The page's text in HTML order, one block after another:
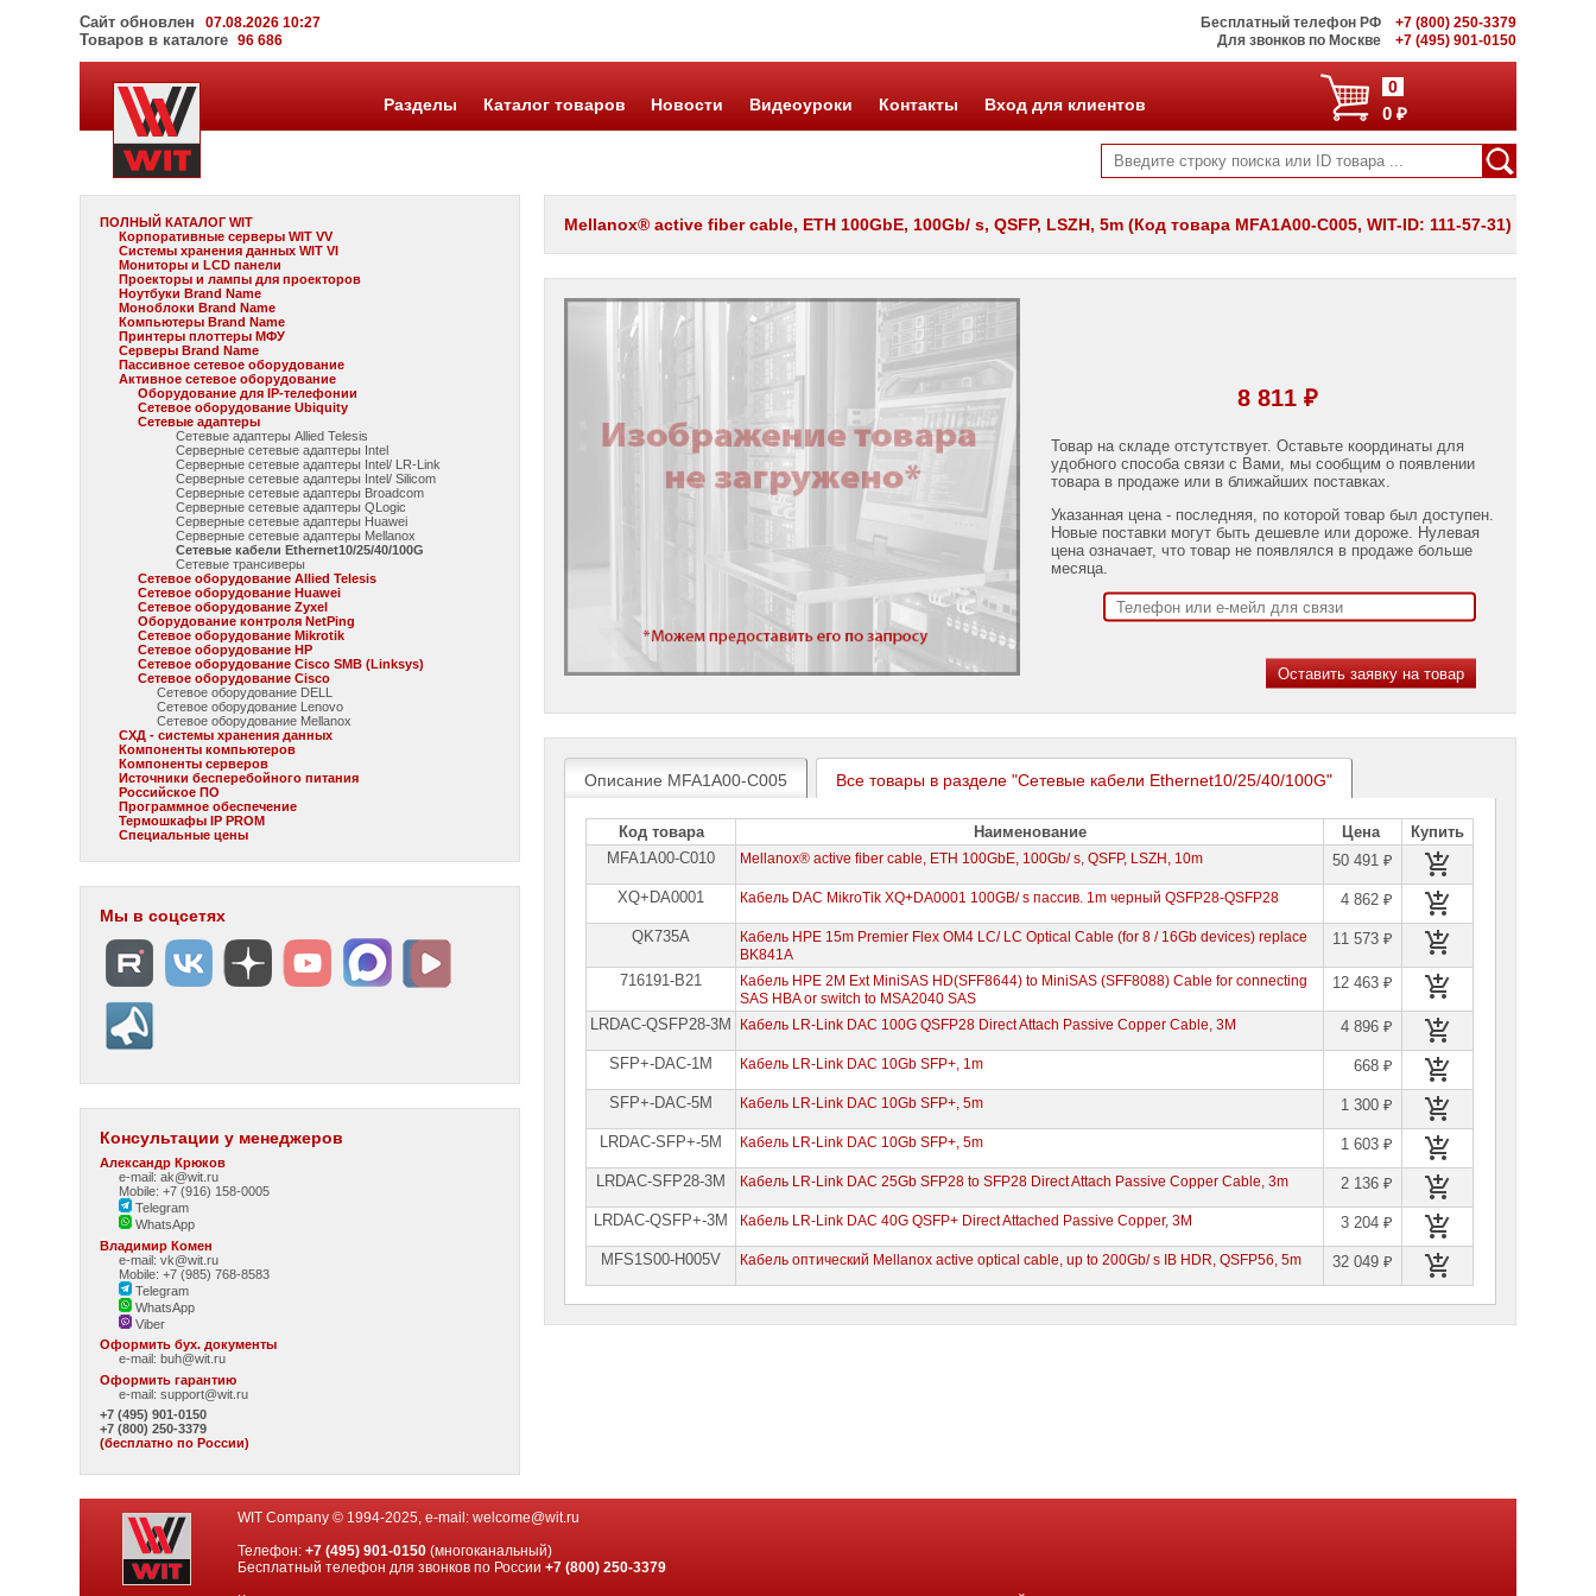
Сайт обновлен 07.08.2026 10:27
Товаров в каталоге96 686
Бесплатный телефон РФ
+7 (800) 250-3379
Для звонков по Москве
+7 (495) 901-0150
0
0 ₽
Разделы Каталог товаров Новости Видеоуроки Контакты Вход для клиентов
ПОЛНЫЙ КАТАЛОГ WIT
Корпоративные серверы WIT VV
Системы хранения данных WIT VI
Мониторы и LCD панели
Проекторы и лампы для проекторов
Ноутбуки Brand Name
Моноблоки Brand Name
Компьютеры Brand Name
Принтеры плоттеры МФУ
Серверы Brand Name
Пассивное сетевое оборудование
Активное сетевое оборудование
Оборудование для IP-телефонии
Сетевое оборудование Ubiquity
Сетевые адаптеры
Сетевые адаптеры Allied Telesis
Серверные сетевые адаптеры Intel
Серверные сетевые адаптеры Intel/ LR-Link
Серверные сетевые адаптеры Intel/ Silicom
Серверные сетевые адаптеры Broadcom
Серверные сетевые адаптеры QLogic
Серверные сетевые адаптеры Huawei
Серверные сетевые адаптеры Mellanox
Сетевые кабели Ethernet10/25/40/100G
Сетевые трансиверы
Сетевое оборудование Allied Telesis
Сетевое оборудование Huawei
Сетевое оборудование Zyxel
Оборудование контроля NetPing
Сетевое оборудование Mikrotik
Сетевое оборудование HP
Сетевое оборудование Cisco SMB (Linksys)
Сетевое оборудование Cisco
Сетевое оборудование DELL
Сетевое оборудование Lenovo
Сетевое оборудование Mellanox
СХД - системы хранения данных
Компоненты компьютеров
Компоненты серверов
Источники бесперебойного питания
Российское ПО
Программное обеспечение
Термошкафы IP PROM
Специальные цены
Мы в соцсетях
Консультации у менеджеров
Александр Крюков
e-mail: ak@wit.ru
Mobile: +7 (916) 158-0005
Telegram
WhatsApp
Владимир Комен
e-mail: vk@wit.ru
Mobile: +7 (985) 768-8583
Telegram
WhatsApp
Viber
Оформить бух. документы
e-mail:buh@wit.ru
Оформить гарантию
e-mail:support@wit.ru
+7 (495) 901-0150
+7 (800) 250-3379
(бесплатно по России)
Mellanox® active fiber cable, ETH 100GbE, 100Gb/ s, QSFP, LSZH, 5m (Код товара MFA1A00-C005, WIT-ID: 111-57-31)
8 811 ₽
Товар на складе отстутствует. Оставьте координаты для
удобного способа связи с Вами, мы сообщим о появлении
товара в продаже или в ближайших поставках.
Указанная цена - последняя, по которой товар был доступен.
Новые поставки могут быть дешевле или дороже. Нулевая
цена означает, что товар не появлялся в продаже больше
месяца.
Описание MFA1A00-C005 Все товары в разделе "Сетевые кабели Ethernet10/25/40/100G"
Код товара Наименование Цена
Купить
MFA1A00-C010
Mellanox® active fiber cable, ETH 100GbE, 100Gb/ s, QSFP, LSZH, 10m 50 491 ₽
XQ+DA0001 Кабель DAC MikroTik XQ+DA0001 100GB/ s пассив. 1m черный QSFP28-QSFP28 4 862 ₽
QK735A
Кабель HPE 15m Premier Flex OM4 LC/ LC Optical Cable (for 8 / 16Gb devices) replace
BK841A
11 573 ₽
716191-B21
Кабель HPE 2M Ext MiniSAS HD(SFF8644) to MiniSAS (SFF8088) Cable for connecting
SAS HBA or switch to MSA2040 SAS
12 463 ₽
LRDAC-QSFP28-3M Кабель LR-Link DAC 100G QSFP28 Direct Attach Passive Copper Cable, 3M 4 896 ₽
SFP+-DAC-1M Кабель LR-Link DAC 10Gb SFP+, 1m 668 ₽
SFP+-DAC-5M Кабель LR-Link DAC 10Gb SFP+, 5m 1 300 ₽
LRDAC-SFP+-5M Кабель LR-Link DAC 10Gb SFP+, 5m 1 603 ₽
LRDAC-SFP28-3M Кабель LR-Link DAC 25Gb SFP28 to SFP28 Direct Attach Passive Copper Cable, 3m 2 136 ₽
LRDAC-QSFP+-3M Кабель LR-Link DAC 40G QSFP+ Direct Attached Passive Copper, 3M 3 204 ₽
MFS1S00-H005V Кабель оптический Mellanox active optical cable, up to 200Gb/ s IB HDR, QSFP56, 5m 32 049 ₽
WIT Company © 1994-2025, e-mail: welcome@wit.ru
Телефон:+7 (495) 901-0150 (многоканальный)
Бесплатный телефон для звонков по России+7 (800) 250-3379